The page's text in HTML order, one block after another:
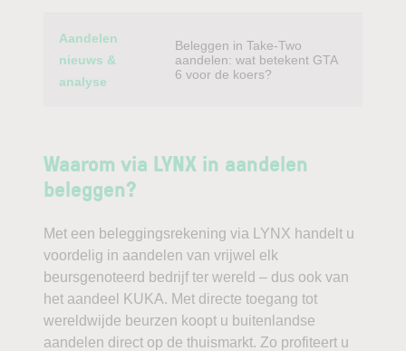
Aandelen
nieuws &
analyse
Beleggen in Take-Two
aandelen: wat betekent GTA
6 voor de koers?
Waarom via LYNX in aandelen
beleggen?
Met een beleggingsrekening via LYNX handelt u
voordelig in aandelen van vrijwel elk
beursgenoteerd bedrijf ter wereld – dus ook van
het aandeel KUKA. Met directe toegang tot
wereldwijde beurzen koopt u buitenlandse
aandelen direct op de thuismarkt. Zo profiteert u